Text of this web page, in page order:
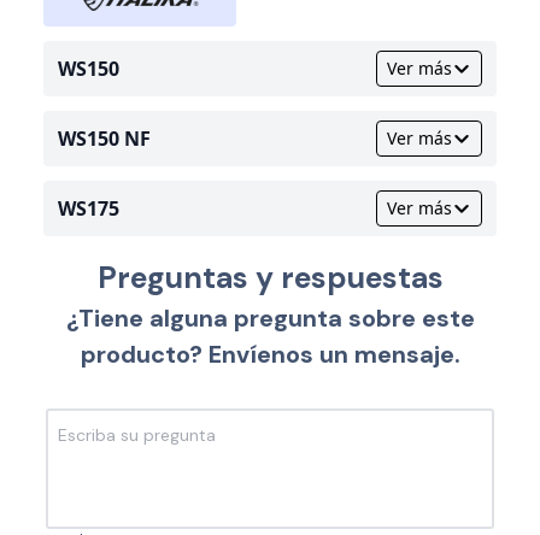
WS150 Ver más
WS150 NF Ver más
WS175 Ver más
Preguntas y respuestas
¿Tiene alguna pregunta sobre este
producto? Envíenos un mensaje.